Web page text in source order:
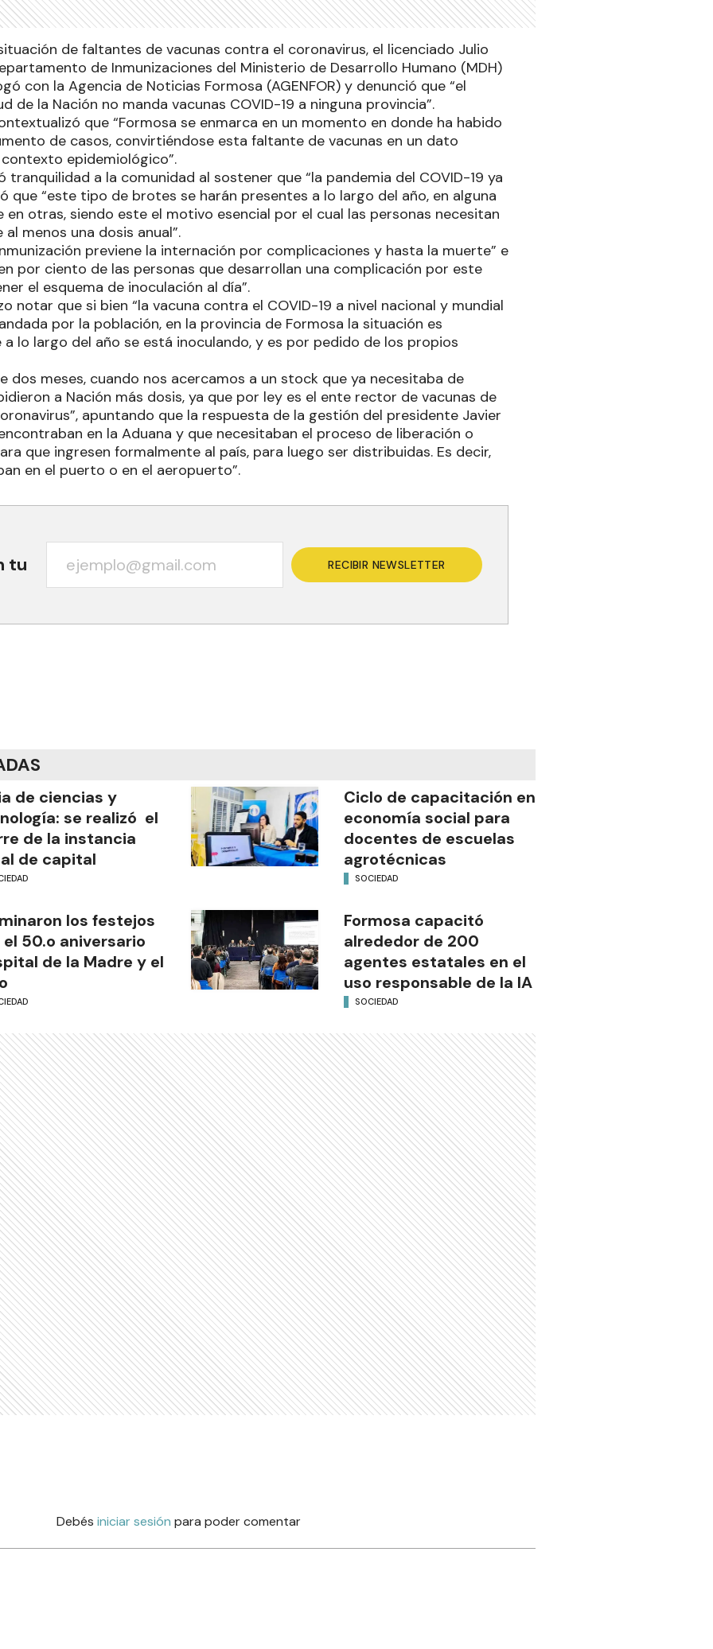
de faltantes de vacunas contra el coronavirus, el licenciado Julio
de Inmunizaciones del Ministerio de Desarrollo Humano (MDH)
con la Agencia de Noticias Formosa (AGENFOR) y denunció que “el
de la Nación no manda vacunas COVID-19 a ninguna provincia”.
que “Formosa se enmarca en un momento en donde ha habido
de casos, convirtiéndose esta faltante de vacunas en un dato
epidemiológico”.
tranquilidad a la comunidad al sostener que “la pandemia del COVID-19 ya
que “este tipo de brotes se harán presentes a lo largo del año, en alguna
en otras, siendo este el motivo esencial por el cual las personas necesitan
menos una dosis anual”.
previene la internación por complicaciones y hasta la muerte” e
por ciento de las personas que desarrollan una complicación por este
el esquema de inoculación al día”.
notar que si bien “la vacuna contra el COVID-19 a nivel nacional y mundial
por la población, en la provincia de Formosa la situación es
lo largo del año se está inoculando, y es por pedido de los propios
dos meses, cuando nos acercamos a un stock que ya necesitaba de
a Nación más dosis, ya que por ley es el ente rector de vacunas de
apuntando que la respuesta de la gestión del presidente Javier
en la Aduana y que necesitaban el proceso de liberación o
que ingresen formalmente al país, para luego ser distribuidas. Es decir,
en el puerto o en el aeropuerto”.
tu RECIBIR NEWSLETTER
de ciencias y
se realizó el
de la instancia
de capital
Ciclo de capacitación en
economía social para
docentes de escuelas
agrotécnicas
SOCIEDAD
los festejos
50.o aniversario
de la Madre y el
Formosa capacitó
alrededor de 200
agentes estatales en el
uso responsable de la IA
SOCIEDAD
Debés iniciar sesión para poder comentar